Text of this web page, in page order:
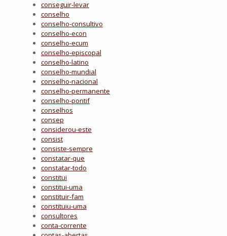
conseguir-levar
conselho
conselho-consultivo
conselho-econ
conselho-ecum
conselho-episcopal
conselho-latino
conselho-mundial
conselho-nacional
conselho-permanente
conselho-pontif
conselhos
consep
considerou-este
consist
consiste-sempre
constatar-que
constatar-todo
constitui
constitui-uma
constituir-fam
constituiu-uma
consultores
conta-corrente